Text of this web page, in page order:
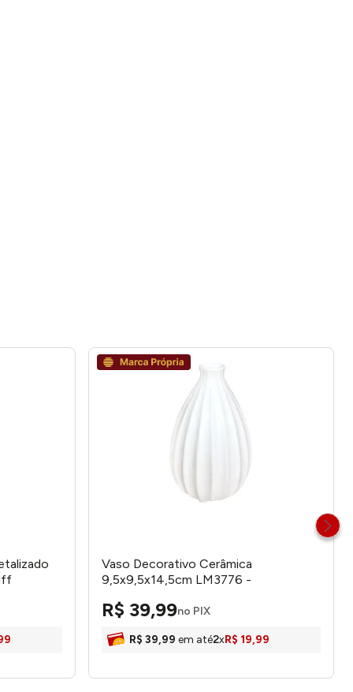
Vaso Decorativo Cerâmica
9,5x9,5x14,5cm LM3776 -
R$ 39,99no PIX
R$ 39,99 em até2xR$ 19,99